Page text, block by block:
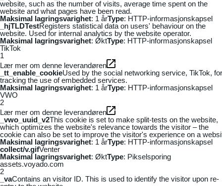
website, such as the number of visits, average time spent on the
website and what pages have been read.
Maksimal lagringsvarighet: 1 årType: HTTP-informasjonskapsel
_hjTLDTestRegisters statistical data on users' behaviour on the
website. Used for internal analytics by the website operator.
Maksimal lagringsvarighet: ØktType: HTTP-informasjonskapsel
TikTok
1
Lær mer om denne leverandøren
_tt_enable_cookieUsed by the social networking service, TikTok, for
tracking the use of embedded services.
Maksimal lagringsvarighet: 1 årType: HTTP-informasjonskapsel
VWO
2
Lær mer om denne leverandøren
_vwo_uuid_v2This cookie is set to make split-tests on the website,
which optimizes the website's relevance towards the visitor – the
cookie can also be set to improve the visitor's experience on a
Maksimal lagringsvarighet: 1 årType: HTTP-informasjonskapsel
collect/v.gifVenter
Maksimal lagringsvarighet: ØktType: Pikselsporing
assets.voyado.com
2
_vaContains an visitor ID. This is used to identify the visitor upon re-